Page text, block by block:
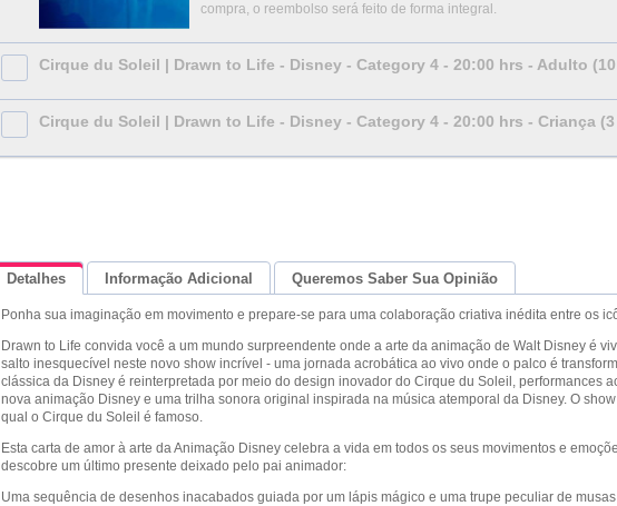
compra, o reembolso será feito de forma integral.
Cirque du Soleil | Drawn to Life - Disney - Category 4 - 20:00 hrs - Adulto
Cirque du Soleil | Drawn to Life - Disney - Category 4 - 20:00 hrs - Criança
Detalhes Informação Adicional Queremos Saber Sua Opinião
Ponha sua imaginação em movimento e prepare-se para uma colaboração criativa inédita entre os
Drawn to Life convida você a um mundo surpreendente onde a arte da animação de Walt Disney é
salto inesquecível neste novo show incrível - uma jornada acrobática ao vivo onde o palco é
clássica da Disney é reinterpretada por meio do design inovador do Cirque du Soleil, performances
nova animação Disney e uma trilha sonora original inspirada na música atemporal da Disney. O
qual o Cirque du Soleil é famoso.
Esta carta de amor à arte da Animação Disney celebra a vida em todos os seus movimentos e
descobre um último presente deixado pelo pai animador:
Uma sequência de desenhos inacabados guiada por um lápis mágico e uma trupe peculiar de